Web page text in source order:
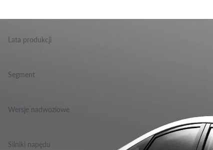
Lata produkcji
Segment
Wersje nadwoziowe
Silniki napędu